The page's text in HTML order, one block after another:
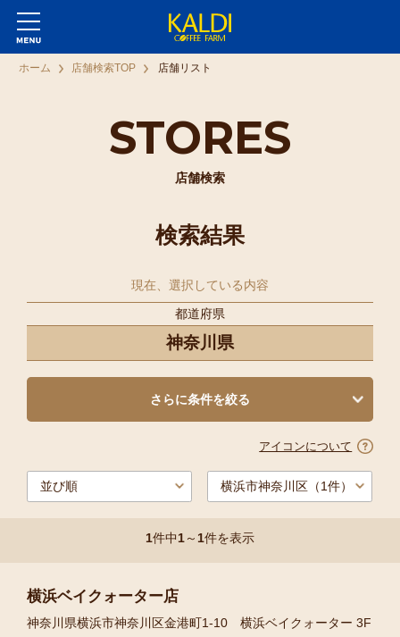
STORES
店舗検索
ホーム 店舗検索TOP 店舗リスト
検索結果
現在、選択している内容
都道府県
神奈川県
さらに条件を絞る
1件中1～1件を表示
アイコンについて
横浜ベイクォーター店
神奈川県横浜市神奈川区金港町1-10 横浜ベイクォーター 3F